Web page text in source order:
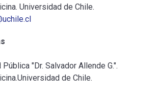
Universidad de Chile.
"Dr. Salvador Allende G.".
de Chile.